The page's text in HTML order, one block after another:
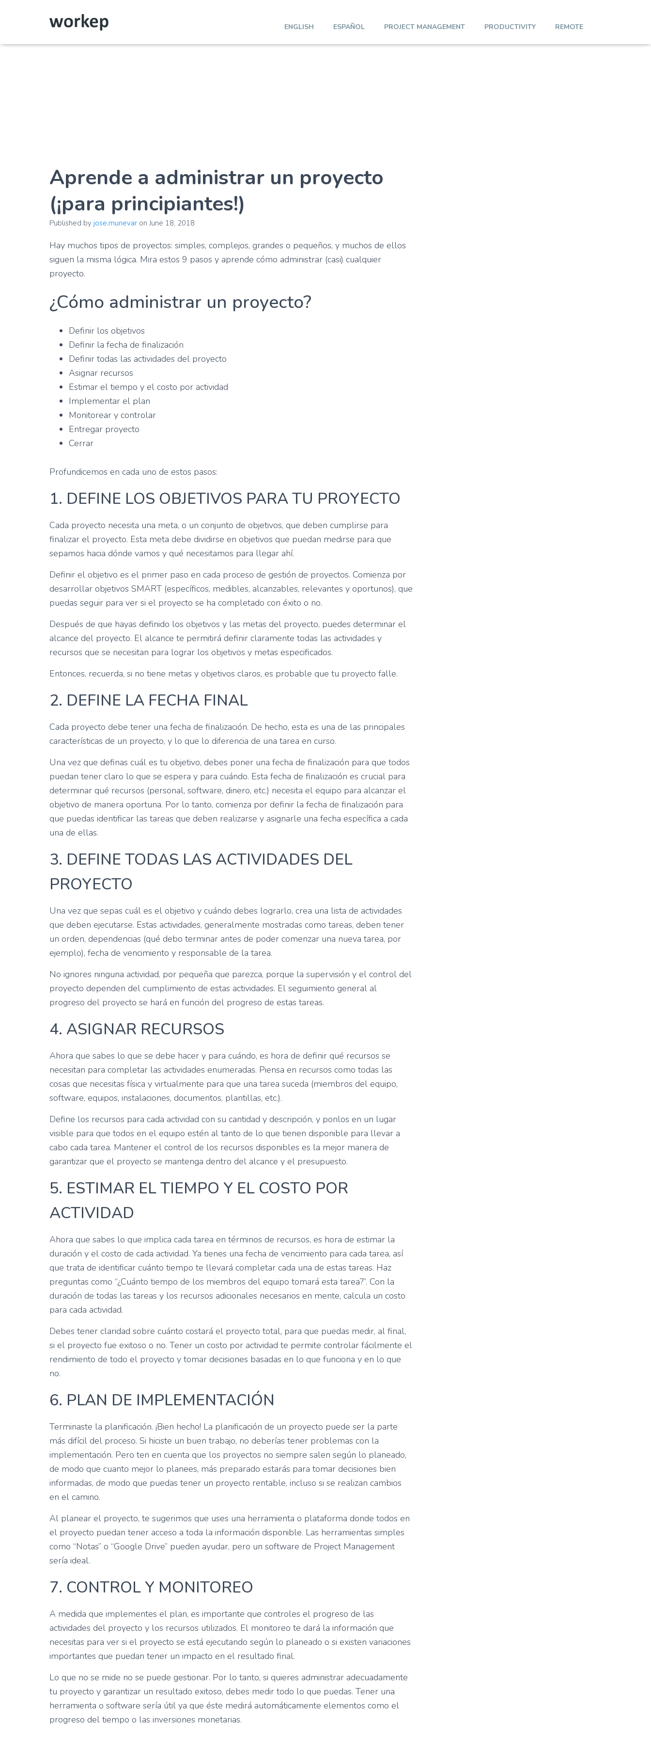
ENGLISH ESPAÑOL PROJECT MANAGEMENT PRODUCTIVITY REMOTE
Aprende a administrar un proyecto
(¡para principiantes!)
Published by jose.munevar onJune 18, 2018
Hay muchos tipos de proyectos: simples, complejos, grandes o pequeños, y muchos de ellos
siguen la misma lógica. Mira estos 9 pasos y aprende cómo administrar (casi) cualquier
proyecto.
¿Cómo administrar un proyecto?
Definir los objetivos
Definir la fecha de finalización
Definir todas las actividades del proyecto
Asignar recursos
Estimar el tiempo y el costo por actividad
Implementar el plan
Monitorear y controlar
Entregar proyecto
Cerrar
Profundicemos en cada uno de estos pasos:
1. DEFINE LOS OBJETIVOS PARA TU PROYECTO
Cada proyecto necesita una meta, o un conjunto de objetivos, que deben cumplirse para
finalizar el proyecto. Esta meta debe dividirse en objetivos que puedan medirse para que
sepamos hacia dónde vamos y qué necesitamos para llegar ahí.
Definir el objetivo es el primer paso en cada proceso de gestión de proyectos. Comienza por
desarrollar objetivos SMART (específicos, medibles, alcanzables, relevantes y oportunos), que
puedas seguir para ver si el proyecto se ha completado con éxito o no.
Después de que hayas definido los objetivos y las metas del proyecto, puedes determinar el
alcance del proyecto. El alcance te permitirá definir claramente todas las actividades y
recursos que se necesitan para lograr los objetivos y metas especificados.
Entonces, recuerda, si no tiene metas y objetivos claros, es probable que tu proyecto falle.
2. DEFINE LA FECHA FINAL
Cada proyecto debe tener una fecha de finalización. De hecho, esta es una de las principales
características de un proyecto, y lo que lo diferencia de una tarea en curso.
Una vez que definas cuál es tu objetivo, debes poner una fecha de finalización para que todos
puedan tener claro lo que se espera y para cuándo. Esta fecha de finalización es crucial para
determinar qué recursos (personal, software, dinero, etc.) necesita el equipo para alcanzar el
objetivo de manera oportuna. Por lo tanto, comienza por definir la fecha de finalización para
que puedas identificar las tareas que deben realizarse y asignarle una fecha específica a cada
una de ellas.
3. DEFINE TODAS LAS ACTIVIDADES DEL
PROYECTO
Una vez que sepas cuál es el objetivo y cuándo debes lograrlo, crea una lista de actividades
que deben ejecutarse. Estas actividades, generalmente mostradas como tareas, deben tener
un orden, dependencias (qué debo terminar antes de poder comenzar una nueva tarea, por
ejemplo), fecha de vencimiento y responsable de la tarea.
No ignores ninguna actividad, por pequeña que parezca, porque la supervisión y el control del
proyecto dependen del cumplimiento de estas actividades. El seguimiento general al
progreso del proyecto se hará en función del progreso de estas tareas.
4. ASIGNAR RECURSOS
Ahora que sabes lo que se debe hacer y para cuándo, es hora de definir qué recursos se
necesitan para completar las actividades enumeradas. Piensa en recursos como todas las
cosas que necesitas física y virtualmente para que una tarea suceda (miembros del equipo,
software, equipos, instalaciones, documentos, plantillas, etc.).
Define los recursos para cada actividad con su cantidad y descripción, y ponlos en un lugar
visible para que todos en el equipo estén al tanto de lo que tienen disponible para llevar a
cabo cada tarea. Mantener el control de los recursos disponibles es la mejor manera de
garantizar que el proyecto se mantenga dentro del alcance y el presupuesto.
5. ESTIMAR EL TIEMPO Y EL COSTO POR
ACTIVIDAD
Ahora que sabes lo que implica cada tarea en términos de recursos, es hora de estimar la
duración y el costo de cada actividad. Ya tienes una fecha de vencimiento para cada tarea, así
que trata de identificar cuánto tiempo te llevará completar cada una de estas tareas. Haz
preguntas como “¿Cuánto tiempo de los miembros del equipo tomará esta tarea?”. Con la
duración de todas las tareas y los recursos adicionales necesarios en mente, calcula un costo
para cada actividad.
Debes tener claridad sobre cuánto costará el proyecto total, para que puedas medir, al final,
si el proyecto fue exitoso o no. Tener un costo por actividad te permite controlar fácilmente el
rendimiento de todo el proyecto y tomar decisiones basadas en lo que funciona y en lo que
no.
6. PLAN DE IMPLEMENTACIÓN
Terminaste la planificación. ¡Bien hecho! La planificación de un proyecto puede ser la parte
más difícil del proceso. Si hiciste un buen trabajo, no deberías tener problemas con la
implementación. Pero ten en cuenta que los proyectos no siempre salen según lo planeado,
de modo que cuanto mejor lo planees, más preparado estarás para tomar decisiones bien
informadas, de modo que puedas tener un proyecto rentable, incluso si se realizan cambios
en el camino.
Al planear el proyecto, te sugerimos que uses una herramienta o plataforma donde todos en
el proyecto puedan tener acceso a toda la información disponible. Las herramientas simples
como “Notas” o “Google Drive” pueden ayudar, pero un software de Project Management
sería ideal.
7. CONTROL Y MONITOREO
A medida que implementes el plan, es importante que controles el progreso de las
actividades del proyecto y los recursos utilizados. El monitoreo te dará la información que
necesitas para ver si el proyecto se está ejecutando según lo planeado o si existen variaciones
importantes que puedan tener un impacto en el resultado final.
Lo que no se mide no se puede gestionar. Por lo tanto, si quieres administrar adecuadamente
tu proyecto y garantizar un resultado exitoso, debes medir todo lo que puedas. Tener una
herramienta o software sería útil ya que éste medirá automáticamente elementos como el
progreso del tiempo o las inversiones monetarias.